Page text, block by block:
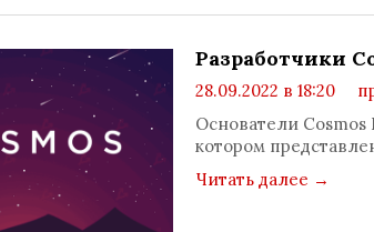
Разработчики
28.09.2022 в 18:20
Основатели
котором
Читать далее →